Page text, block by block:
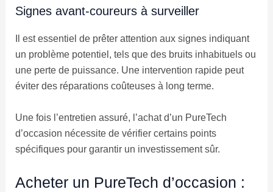
Signes avant-coureurs à surveiller
Il est essentiel de prêter attention aux signes indiquant
un problème potentiel, tels que des bruits inhabituels ou
une perte de puissance. Une intervention rapide peut
éviter des réparations coûteuses à long terme.
Une fois l’entretien assuré, l’achat d’un PureTech
d’occasion nécessite de vérifier certains points
spécifiques pour garantir un investissement sûr.
Acheter un PureTech d’occasion :